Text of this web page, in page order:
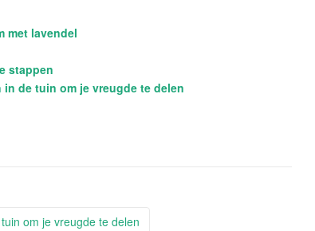
met lavendel
stappen
de tuin om je vreugde te delen
om je vreugde te delen